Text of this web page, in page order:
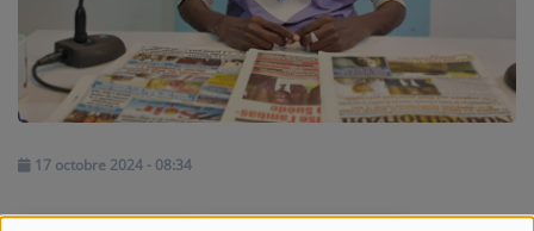
ARTISTES
PLAYLIST
Médias
17 octobre 2024 - 08:34